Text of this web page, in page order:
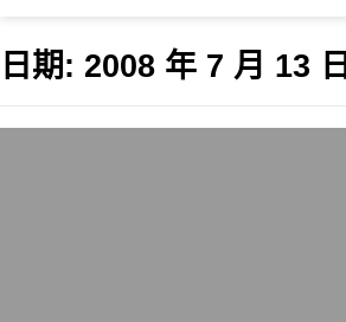
日期: 2008 年 7 月 13 日